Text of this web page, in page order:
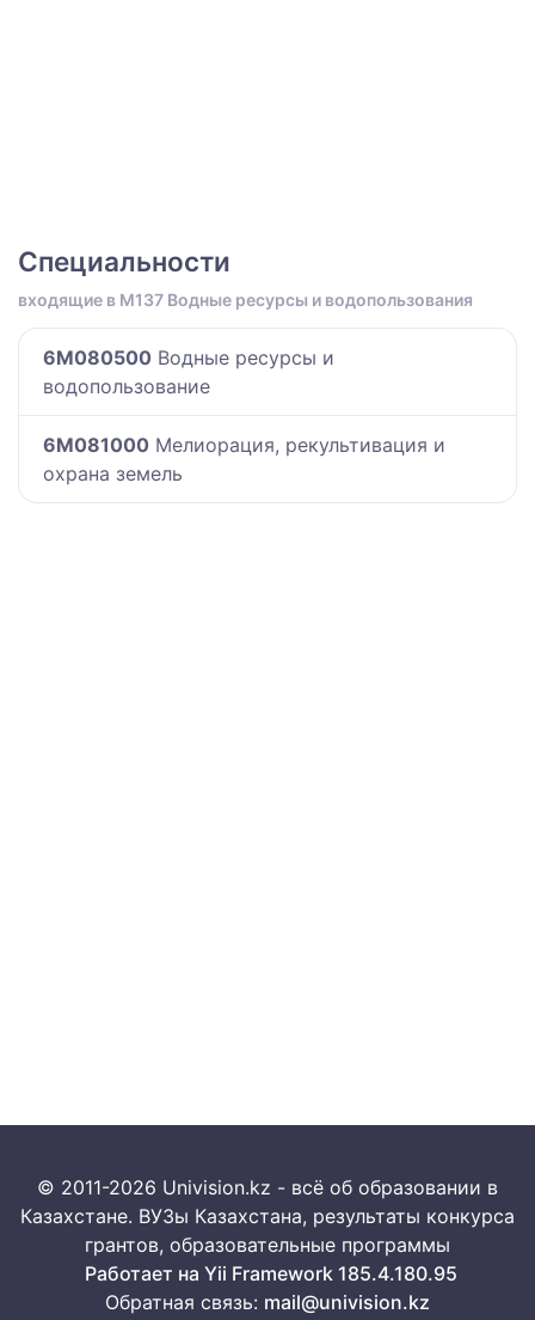
Специальности
входящие в M137 Водные ресурсы и водопользования
6M080500 Водные ресурсы и
водопользование
6M081000 Мелиорация, рекультивация и
охрана земель
© 2011-2026 Univision.kz - всё об образовании в
Казахстане. ВУЗы Казахстана, результаты конкурса
грантов, образовательные программы
Работает на Yii Framework 185.4.180.95
Обратная связь: mail@univision.kz